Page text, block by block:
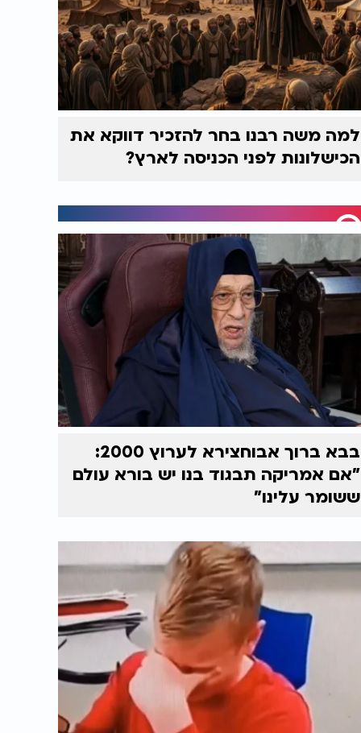
למה משה רבנו בחר להזכיר דווקא את
הכישלונות לפני הכניסה לארץ?
בבא ברוך אבוחצירא לערוץ 2000:
"אם אמריקה תבגוד בנו יש בורא עולם
ששומר עלינו"